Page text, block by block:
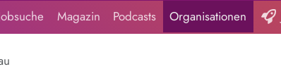
Magazin Podcasts Organisationen